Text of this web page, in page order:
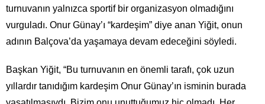
turnuvanın yalnızca sportif bir organizasyon olmadığını
vurguladı. Onur Günay’ı “kardeşim” diye anan Yiğit, onun
adının Balçova’da yaşamaya devam edeceğini söyledi.
Başkan Yiğit, “Bu turnuvanın en önemli tarafı, çok uzun
yıllardır tanıdığım kardeşim Onur Günay’ın isminin burada